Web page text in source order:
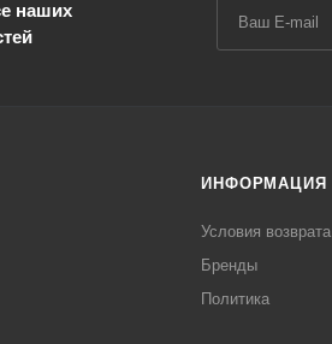
наших
ИНФОРМАЦИЯ
Условия возврата
Бренды
Политика